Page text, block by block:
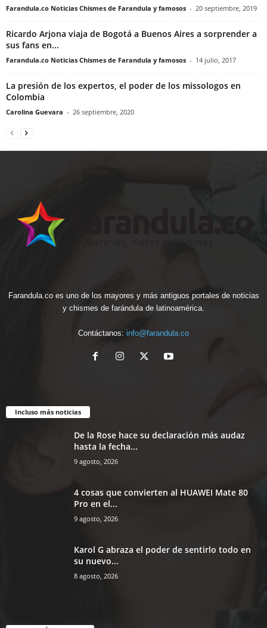
Farandula.co Noticias Chismes de Farandula y famosos - 20 septiembre, 2019
Ricardo Arjona viaja de Bogotá a Buenos Aires a sorprender a
sus fans en...
Farandula.co Noticias Chismes de Farandula y famosos - 14 julio, 2017
La presión de los expertos, el poder de los missologos en
Colombia
Carolina Guevara - 26 septiembre, 2020
Farandula.co es uno de los mayores y más antiguos portales de noticias
y chismes de farándula de latinoamérica.
Contáctanos: info@farandula.co
Incluso más noticias
De la Rose hace su declaración más audaz
hasta la fecha...
9 agosto, 2026
4 cosas que convierten al HUAWEI Mate 80
Pro en el...
9 agosto, 2026
Karol G abraza el poder de sentirlo todo en
su nuevo...
8 agosto, 2026